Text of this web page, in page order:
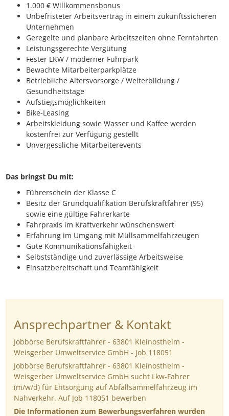
1.000 € Willkommensbonus
Unbefristeter Arbeitsvertrag in einem zukunftssicheren
Unternehmen
Geregelte und planbare Arbeitszeiten ohne Fernfahrten
Leistungsgerechte Vergütung
Fester LKW / moderner Fuhrpark
Bewachte Mitarbeiterparkplätze
Betriebliche Altersvorsorge / Weiterbildung /
Gesundheitstage
Aufstiegsmöglichkeiten
Bike-Leasing
Arbeitskleidung sowie Wasser und Kaffee werden
kostenfrei zur Verfügung gestellt
Unvergessliche Mitarbeiterevents
Das bringst Du mit:
Führerschein der Klasse C
Besitz der Grundqualifikation Berufskraftfahrer (95)
sowie eine gültige Fahrerkarte
Fahrpraxis im Kraftverkehr wünschenswert
Erfahrung im Umgang mit Müllsammelfahrzeugen
Gute Kommunikationsfähigkeit
Selbstständige und zuverlässige Arbeitsweise
Einsatzbereitschaft und Teamfähigkeit
Ansprechpartner & Kontakt
Jobbörse Berufskraftfahrer - 63801 Kleinostheim -
Weisgerber Umweltservice GmbH - Job 118051
Jobbörse Berufskraftfahrer - 63801 Kleinostheim -
Weisgerber Umweltservice GmbH sucht Lkw-Fahrer
(m/w/d) für Entsorgung auf Abfallsammelfahrzeug im
Nahverkehr. Auf Job 118051 bewerben
Die Informationen zum Bewerbungsverfahren wurden